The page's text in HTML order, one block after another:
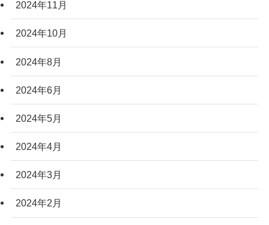
2024年11月
2024年10月
2024年8月
2024年6月
2024年5月
2024年4月
2024年3月
2024年2月